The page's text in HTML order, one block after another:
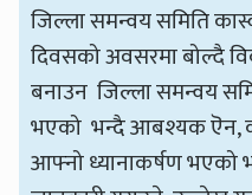
जिल्ला समन्वय समिति
दिवसको अवसरमा बोल्दै
बनाउन जिल्ला समन्वय
भएको भन्दै आबश्यक ऎन,
आफ्नो ध्यानाकर्षण भएको